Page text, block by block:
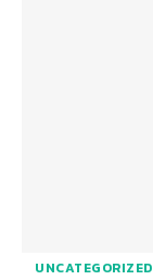
UNCATEGORIZED